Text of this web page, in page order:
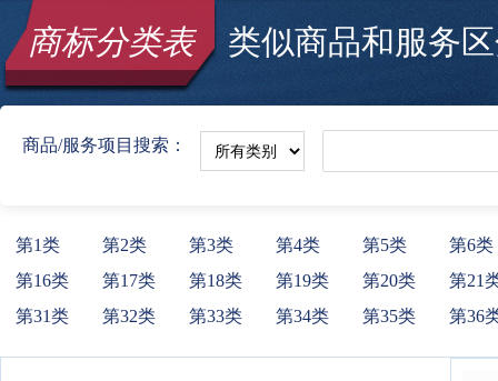
商标分类表类似商品和服务区
商品/服务项目搜索：
第1类 第2类 第3类 第4类 第5类
第6类
第16类
第17类 第18类 第19类 第20类
第21
第31类
第32类 第33类 第34类 第35类 第36